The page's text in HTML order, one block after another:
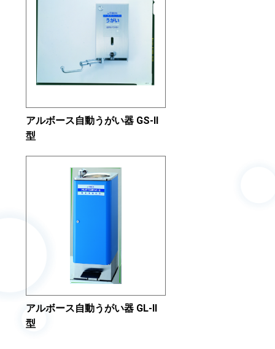
アルボース自動うがい器 GS-II
型
アルボース自動うがい器 GL-II
型